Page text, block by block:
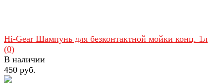
Hi-Gear Шампунь для безконтактной мойки конц. 1л
(0)
В наличии
450 руб.